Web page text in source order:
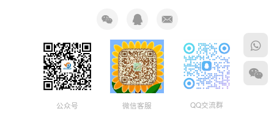
公众号 微信客服 QQ交流群